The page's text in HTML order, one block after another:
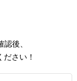
後、
さい！